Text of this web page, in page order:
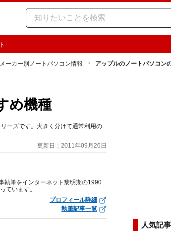
メーカー別ノートパソコン情報 アップルのノートパソコン
め機種
ーズです。大きく分けて通常利用の
更新日：2011年09月26日
執筆をインターネット黎明期の1990
ています。
プロフィール詳細
執筆記事一覧
人気記